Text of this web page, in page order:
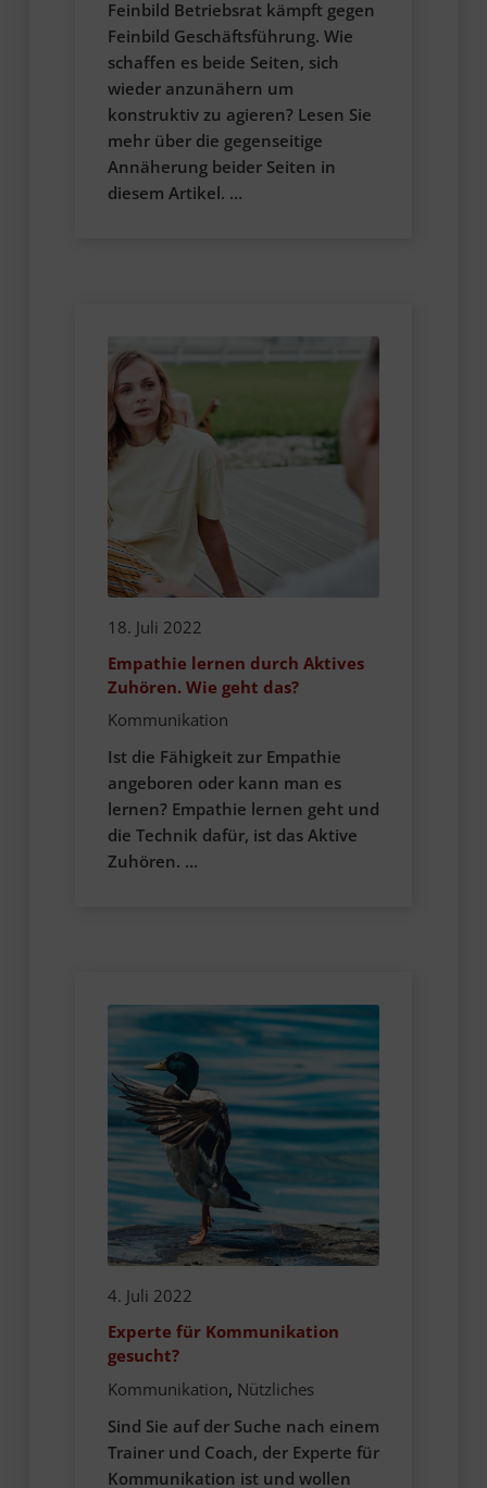
Feinbild Betriebsrat kämpft gegen
Feinbild Geschäftsführung. Wie
schaffen es beide Seiten, sich
wieder anzunähern um
konstruktiv zu agieren? Lesen Sie
mehr über die gegenseitige
Annäherung beider Seiten in
diesem Artikel. …
18. Juli 2022
Empathie lernen durch Aktives
Zuhören. Wie geht das?
Kommunikation
Ist die Fähigkeit zur Empathie
angeboren oder kann man es
lernen? Empathie lernen geht und
die Technik dafür, ist das Aktive
Zuhören. …
4. Juli 2022
Experte für Kommunikation
gesucht?
Kommunikation, Nützliches
Sind Sie auf der Suche nach einem
Trainer und Coach, der Experte für
Kommunikation ist und wollen